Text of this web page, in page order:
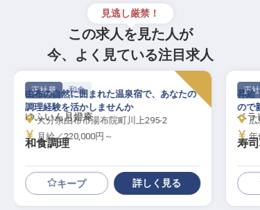
見逃し厳禁！
この求人を見た人が
今、よく見ている注目求人
正社員 和食
ゆふいん月燈庵
和食調理
由布の自然に囲まれた温泉宿で、あなたの
調理経験を活かしませんか
大分県由布市湯布院町川上295-2
月給／220,000円～
キープ 詳しく見る
正社
ベラ
寿司
昇給
ので
年